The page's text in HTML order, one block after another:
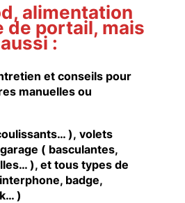
alimentation
de portail, mais
aussi :
et conseils pour
manuelles ou
), volets
( basculantes,
), et tous types de
badge,
)